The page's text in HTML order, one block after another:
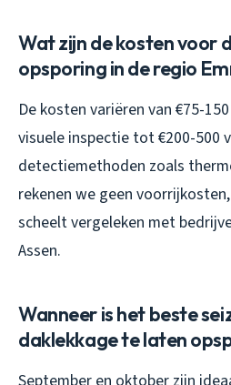
Wat zijn de kosten voor
opsporing in de regio
De kosten variëren van €75-
visuele inspectie tot €200-500
detectiemethoden zoals
rekenen we geen
scheelt vergeleken met
Assen.
Wanneer is het beste
daklekkage te laten